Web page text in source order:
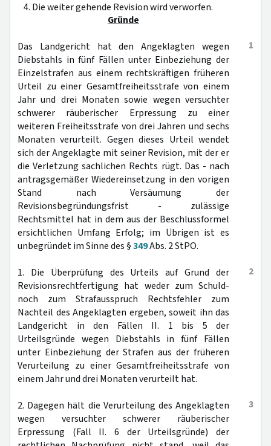
4. Die weiter gehende Revision wird verworfen.
Gründe
1
Das Landgericht hat den Angeklagten wegen
Diebstahls in fünf Fällen unter Einbeziehung der
Einzelstrafen aus einem rechtskräftigen früheren
Urteil zu einer Gesamtfreiheitsstrafe von einem
Jahr und drei Monaten sowie wegen versuchter
schwerer räuberischer Erpressung zu einer
weiteren Freiheitsstrafe von drei Jahren und sechs
Monaten verurteilt. Gegen dieses Urteil wendet
sich der Angeklagte mit seiner Revision, mit der er
die Verletzung sachlichen Rechts rügt. Das - nach
antragsgemäßer Wiedereinsetzung in den vorigen
Stand nach Versäumung der
Revisionsbegründungsfrist - zulässige
Rechtsmittel hat in dem aus der Beschlussformel
ersichtlichen Umfang Erfolg; im Übrigen ist es
unbegründet im Sinne des §349Abs. 2 StPO.
2
1. Die Überprüfung des Urteils auf Grund der
Revisionsrechtfertigung hat weder zum Schuld-
noch zum Strafausspruch Rechtsfehler zum
Nachteil des Angeklagten ergeben, soweit ihn das
Landgericht in den Fällen II. 1 bis 5 der
Urteilsgründe wegen Diebstahls in fünf Fällen
unter Einbeziehung der Strafen aus der früheren
Verurteilung zu einer Gesamtfreiheitsstrafe von
einem Jahr und drei Monaten verurteilt hat.
3
2. Dagegen hält die Verurteilung des Angeklagten
wegen versuchter schwerer räuberischer
Erpressung (Fall II. 6 der Urteilsgründe) der